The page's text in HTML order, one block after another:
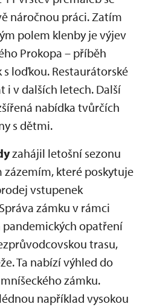
náročnou práci. Zatím
polem klenby je výjev
Prokopa – příběh
loďkou. Restaurátorské
i v dalších letech. Další
nabídka tvůrčích
s dětmi.
zahájil letošní sezonu
které poskytuje
vstupenek
zámku v rámci
opatření
trasu,
Ta nabízí výhled do
zámku.
například vysokou